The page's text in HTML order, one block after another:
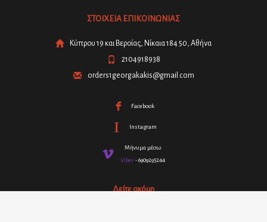
ΣΤΟΙΧΕΙΑ ΕΠΙΚΟΙΝΩΝΙΑΣ
Κύπρου 19 και Βεροίας, Νίκαια 184 50, Αθήνα
2104918938
orders1georgakakis@gmail.com
Facebook
Instagram
Μήνυμα μέσω
Viber- 6909295244
Δείτε ακόμη